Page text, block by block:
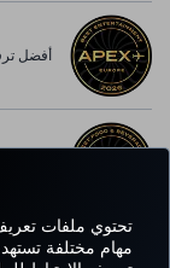
تحتوي ملفات
مهام مختلفة
أفضل